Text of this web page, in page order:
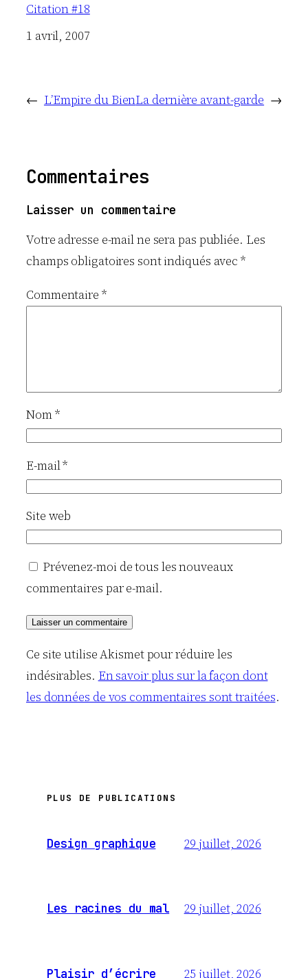
Citation #18
Date
1 avril, 2007
← L’Empire du BienLa dernière avant-garde →
Commentaires
Laisser un commentaire
Votre adresse e-mail ne sera pas publiée. Les
champs obligatoires sont indiqués avec*
Commentaire *
Nom*
E-mail*
Site web
Prévenez-moi de tous les nouveaux
commentaires par e-mail.
Ce site utilise Akismet pour réduire les
indésirables. En savoir plus sur la façon dont
les données de vos commentaires sont traitées.
PLUS DE PUBLICATIONS
Design graphique 29 juillet, 2026
Les racines du mal 29 juillet, 2026
Plaisir d’écrire 25 juillet, 2026